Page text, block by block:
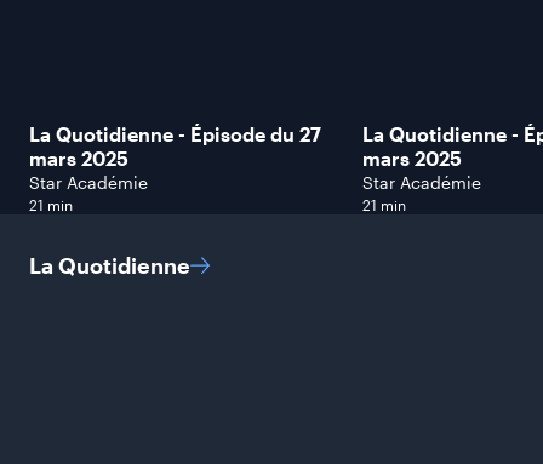
La Quotidienne - Épisode du 27
mars 2025
Star Académie
21 min
La Quotidienne -
mars 2025
Star Académie
21 min
La Quotidienne